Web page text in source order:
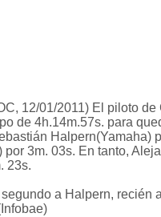
12/01/2011) El piloto
de 4h.14m.57s. para
Halpern(Yamaha)
3m. 03s. En tanto,
23s.
a Halpern, recién